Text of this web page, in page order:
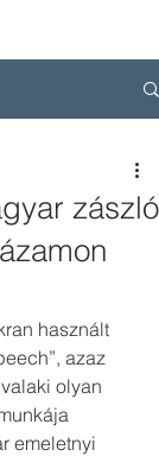
zászló
használt
azaz
olyan
emeletnyi